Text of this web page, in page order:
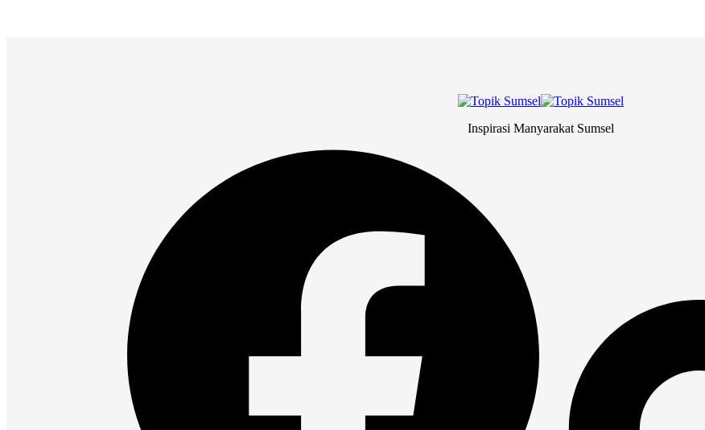
Inspirasi Manyarakat Sumsel